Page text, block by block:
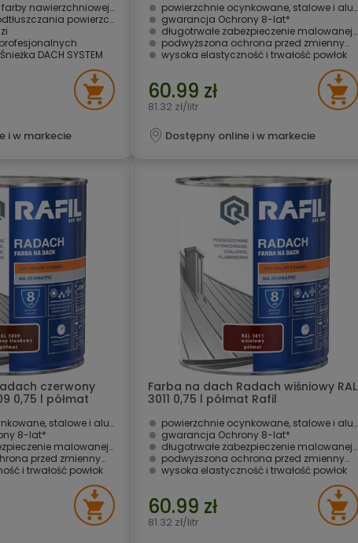
Na dach i farby gruntującej Śnieżka Na dach
powierzchni
DACH SYSTEM
i w markecie
powierzchnie ocynkowane, stalowe i aluminiowe
gwarancja Ochrony 8-lat* ­
długotrwałe zabezpieczenie malowanej powierzchni
podwyższona ochrona przed zmiennymi warunkami atmosferycznymi i UV
wysoka elastyczność i trwałość powłok
60.99 zł
81.32 zł/litr
Dostępny online i w markecie
czerwony
0,75 l półmat
stalowe i aluminiowe
8-lat*
malowanej powierzchni
warunkami atmosferycznymi i UV
i trwałość powłok
Farba na dach Radach wiśniowy RAL
3011 0,75 l półmat Rafil
powierzchnie ocynkowane, stalowe i aluminiowe
gwarancja Ochrony 8-lat* ­
długotrwałe zabezpieczenie malowanej powierzchni
podwyższona ochrona przed zmiennymi warunkami atmosferycznymi i UV
wysoka elastyczność i trwałość powłok
60.99 zł
81.32 zł/litr